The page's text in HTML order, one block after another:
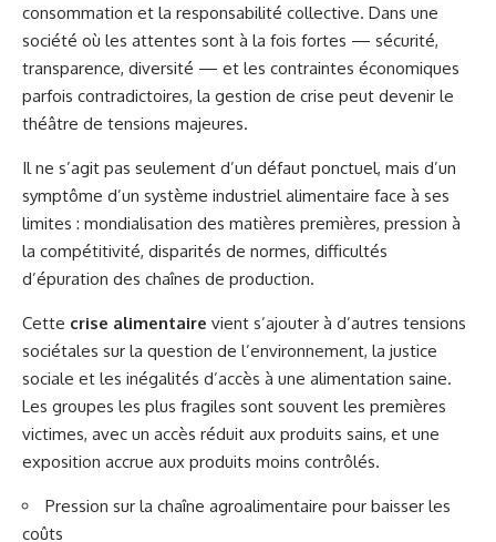
consommation et la responsabilité collective. Dans une
société où les attentes sont à la fois fortes — sécurité,
transparence, diversité — et les contraintes économiques
parfois contradictoires, la gestion de crise peut devenir le
théâtre de tensions majeures.
Il ne s’agit pas seulement d’un défaut ponctuel, mais d’un
symptôme d’un système industriel alimentaire face à ses
limites : mondialisation des matières premières, pression à
la compétitivité, disparités de normes, difficultés
d’épuration des chaînes de production.
Cette crise alimentaire vient s’ajouter à d’autres tensions
sociétales sur la question de l’environnement, la justice
sociale et les inégalités d’accès à une alimentation saine.
Les groupes les plus fragiles sont souvent les premières
victimes, avec un accès réduit aux produits sains, et une
exposition accrue aux produits moins contrôlés.
Pression sur la chaîne agroalimentaire pour baisser les
coûts